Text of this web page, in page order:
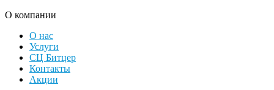
О компании
О нас
Услуги
СЦ Битцер
Контакты
Акции